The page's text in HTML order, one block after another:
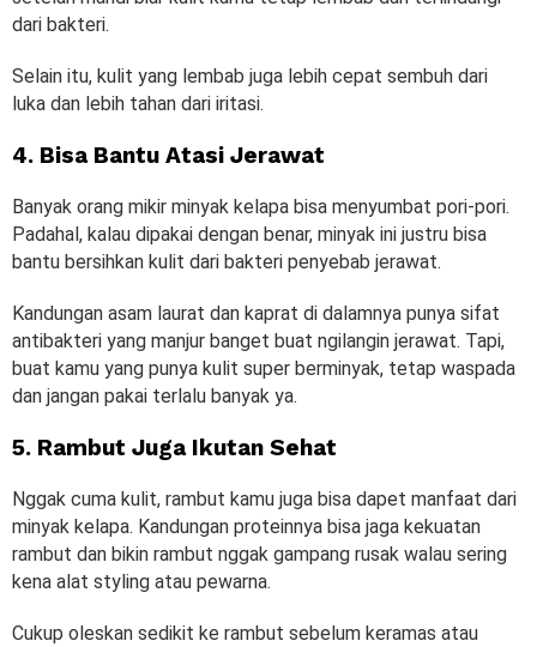
dari bakteri.
Selain itu, kulit yang lembab juga lebih cepat sembuh dari
luka dan lebih tahan dari iritasi.
4. Bisa Bantu Atasi Jerawat
Banyak orang mikir minyak kelapa bisa menyumbat pori-pori.
Padahal, kalau dipakai dengan benar, minyak ini justru bisa
bantu bersihkan kulit dari bakteri penyebab jerawat.
Kandungan asam laurat dan kaprat di dalamnya punya sifat
antibakteri yang manjur banget buat ngilangin jerawat. Tapi,
buat kamu yang punya kulit super berminyak, tetap waspada
dan jangan pakai terlalu banyak ya.
5. Rambut Juga Ikutan Sehat
Nggak cuma kulit, rambut kamu juga bisa dapet manfaat dari
minyak kelapa. Kandungan proteinnya bisa jaga kekuatan
rambut dan bikin rambut nggak gampang rusak walau sering
kena alat styling atau pewarna.
Cukup oleskan sedikit ke rambut sebelum keramas atau